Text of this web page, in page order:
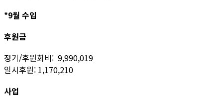
*9월 수입
후원금
정기/후원회비: 9,990,019
일시후원: 1,170,210
사업